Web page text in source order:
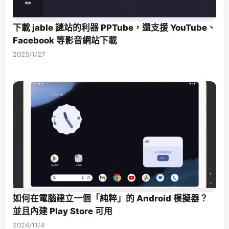
下載 jable 謎站的利器 PPTube，還支援 YouTube、
Facebook 等影音網站下載
2025/1/27
如何在電腦建立一個「純粹」的 Android 模擬器？
並且內建 Play Store 可用
2024/11/4